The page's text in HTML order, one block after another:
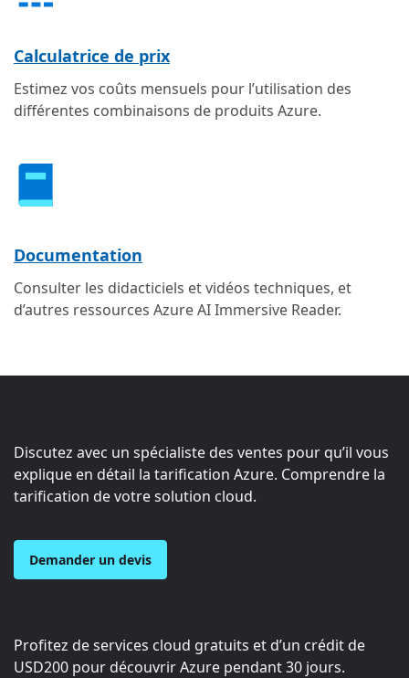
Calculatrice de prix
Estimez vos coûts mensuels pour l’utilisation des
différentes combinaisons de produits Azure.
Documentation
Consulter les didacticiels et vidéos techniques, et
d’autres ressources Azure AI Immersive Reader.
Discutez avec un spécialiste des ventes pour qu’il vous
explique en détail la tarification Azure. Comprendre la
tarification de votre solution cloud.
Demander un devis
Profitez de services cloud gratuits et d’un crédit de
USD200 pour découvrir Azure pendant 30 jours.